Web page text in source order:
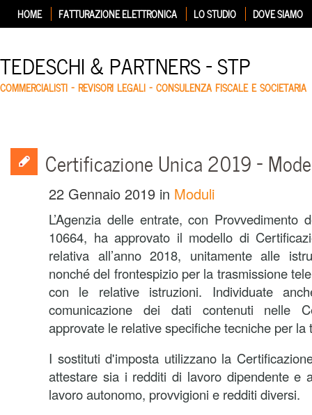
HOME FATTURAZIONE ELETTRONICA LO STUDIO DOVE SIAMO
TEDESCHI & PARTNERS – STP
COMMERCIALISTI – REVISORI LEGALI – CONSULENZA FISCALE E SOCIETARIA
Certificazione Unica 2019 –
22 Gennaio 2019 in Moduli
L’Agenzia delle entrate, con
10664, ha approvato il modello di
relativa all’anno 2018, unitamente alle
nonché del frontespizio per la trasmissione
con le relative istruzioni. Individuate
comunicazione dei dati contenuti nelle
approvate le relative specifiche tecniche per
I sostituti d'imposta utilizzano la
attestare sia i redditi di lavoro dipendente e
lavoro autonomo, provvigioni e redditi diversi.